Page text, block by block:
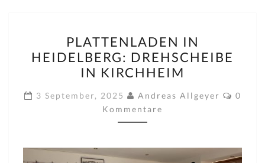
IN
HEIDELBERG:
DREHSCHEIBE
IN
KIRCHHEIM
PLATTENLADEN IN
HEIDELBERG: DREHSCHEIBE
IN KIRCHHEIM
3 September, 2025 Andreas Allgeyer
0
Kommentare